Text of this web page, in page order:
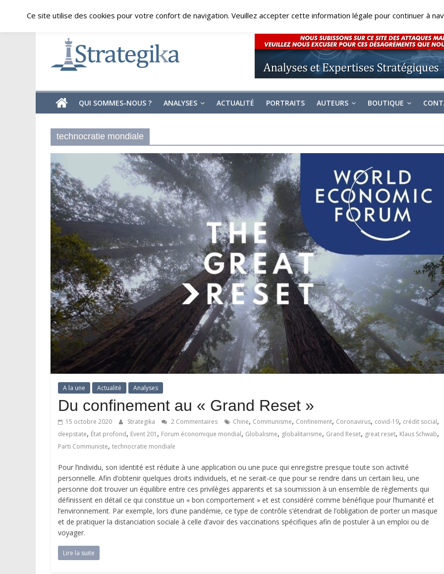
content
samedi, août 8, 2026
Strategika
Expertise
Analyses
géostratégiques
QUI SOMMES-NOUS ? ANALYSES ACTUALITÉ PORTRAITS AUTEURS BOUTIQUE
technocratie mondiale
A la une Actualité Analyses
Du confinement au « Grand Reset »
15 octobre 2020 Strategika 2 Commentaires Chine, Communisme, Confinement, Coronavirus, covid-19, crédit social,
deepstate, État profond, Event 201 , Forum économique mondial, Globalisme, globalitarisme, Grand Reset, great reset, Klaus Schwab,
Parti Communiste, technocratie mondiale
Pour l’individu, son identité est réduite à une application ou une puce qui enregistre presque toute son activité
personnelle. Afin d’obtenir quelques droits individuels, et ne serait-ce que pour se rendre dans un certain lieu, une
personne doit trouver un équilibre entre ces privilèges apparents et sa soumission à un ensemble de règlements qui
définissent en détail ce qui constitue un « bon comportement » et est considéré comme bénéfique pour l’humanité et
l’environnement. Par exemple, lors d’une pandémie, ce type de contrôle s’étendrait de l’obligation de porter un masque
et de pratiquer la distanciation sociale à celle d’avoir des vaccinations spécifiques afin de postuler à un emploi ou de
voyager.
Lire la suite
Ce site utilise des cookies pour votre confort de navigation. Veuillez accepter cette information légale pour continuer à